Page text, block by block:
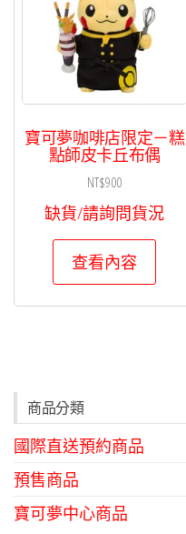
寶可夢咖啡店限定－糕
點師皮卡丘布偶
NT$900
缺貨/請詢問貨況
查看內容
商品分類
國際直送預約商品
預售商品
寶可夢中心商品